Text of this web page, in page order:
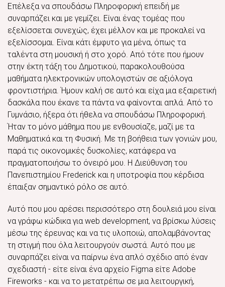
Επέλεξα να σπουδάσω Πληροφορική επειδή με
συναρπάζει και με γεμίζει. Είναι ένας τομέας που
εξελίσσεται συνεχώς, έχει μέλλον και με προκαλεί να
εξελίσσομαι. Είναι κάτι έμφυτο για μένα, όπως τα
ταλέντα στη μουσική ή στο χορό. Από τότε που ήμουν
στην έκτη τάξη του Δημοτικού, παρακολουθούσα
μαθήματα ηλεκτρονικών υπολογιστών σε αξιόλογα
φροντιστήρια. Ήμουν καλή σε αυτό και είχα μια εξαιρετική
δασκάλα που έκανε τα πάντα να φαίνονται απλά. Από το
Γυμνάσιο, ήξερα ότι ήθελα να σπουδάσω Πληροφορική.
Ήταν το μόνο μάθημα που με ενθουσίαζε, μαζί με τα
Μαθηματικά και τη Φυσική. Με τη βοήθεια των γονιών μου,
παρά τις οικονομικές δυσκολίες, κατάφερα να
πραγματοποιήσω το όνειρό μου. Η Διεύθυνση του
Πανεπιστημίου Frederick και η υποτροφία που κέρδισα
έπαιξαν σημαντικό ρόλο σε αυτό.
Αυτό που μου αρέσει περισσότερο στη δουλειά μου είναι
να γράφω κώδικα για web development, να βρίσκω λύσεις
μέσω της έρευνας και να τις υλοποιώ, απολαμβάνοντας
τη στιγμή που όλα λειτουργούν σωστά. Αυτό που με
συναρπάζει είναι να παίρνω ένα απλό σχέδιο από έναν
σχεδιαστή - είτε είναι ένα αρχείο Figma είτε Adobe
Fireworks - και να το μετατρέπω σε μια λειτουργική,